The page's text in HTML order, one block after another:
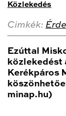
Közlekedés
Cimkék:
Ezúttal
közlekedést
Kerékpáros
minap.hu)